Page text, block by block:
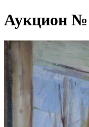
Аукцион №